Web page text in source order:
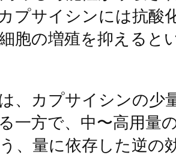
プサイシンには抗酸
胞の増殖を抑えると
、カプサイシンの少
一方で、中〜高用量
、量に依存した逆の